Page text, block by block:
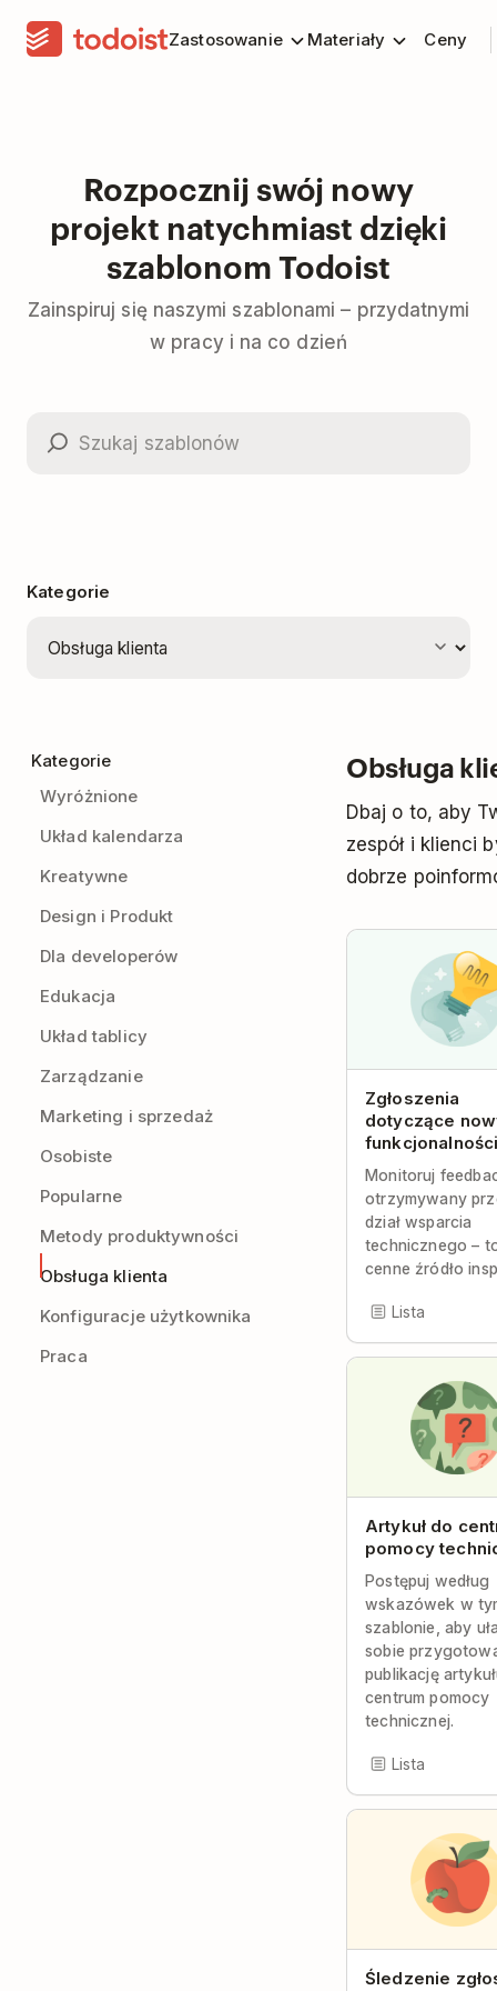
Zastosowanie Materiały Ceny
Rozpocznij swój nowy
projekt natychmiast dzięki
szablonom Todoist
Zainspiruj się naszymi szablonami – przydatnymi
w pracy i na co dzień
Kategorie
Kategorie
Wyróżnione
Układ kalendarza
Kreatywne
Design i Produkt
Dla developerów
Edukacja
Układ tablicy
Zarządzanie
Marketing i sprzedaż
Osobiste
Popularne
Metody produktywności
Obsługa klienta
Konfiguracje użytkownika
Praca
Obsługa
Dbaj o to, aby
zespół i klienci
dobrze
Zgłoszenia
dotyczące
Monitoruj
otrzymywany
dział wsparcia
technicznego –
cenne źródło
Lista
Artykuł do
pomocy
Postępuj według
wskazówek w
szablonie, aby
sobie
publikację
centrum pomocy
technicznej.
Lista
Śledzenie